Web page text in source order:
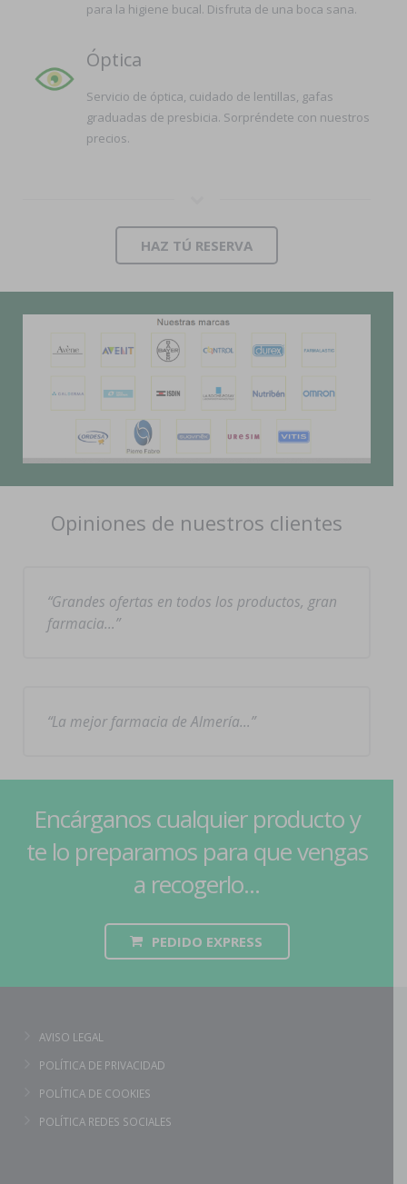
para la higiene bucal. Disfruta de una boca sana.
Óptica
Servicio de óptica, cuidado de lentillas, gafas
graduadas de presbicia. Sorpréndete con nuestros
precios.
HAZ TÚ RESERVA
Opiniones de nuestros clientes
Grandes ofertas en todos los productos, gran
farmacia…
La mejor farmacia de Almería…
Encárganos cualquier producto y
te lo preparamos para que vengas
a recogerlo...
PEDIDO EXPRESS
AVISO LEGAL
POLÍTICA DE PRIVACIDAD
POLÍTICA DE COOKIES
POLÍTICA REDES SOCIALES